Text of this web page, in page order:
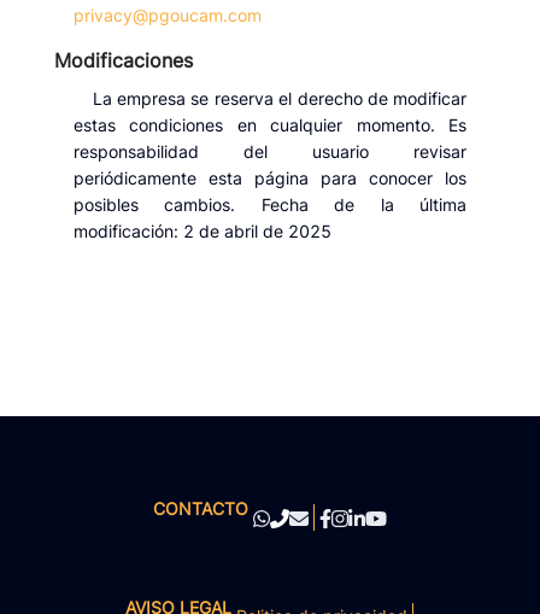
privacy@pgoucam.com
Modificaciones
La empresa se reserva el derecho de modificar
estas condiciones en cualquier momento. Es
responsabilidad del usuario revisar
periódicamente esta página para conocer los
posibles cambios. Fecha de la última
modificación: 2 de abril de 2025
CONTACTO
AVISO LEGAL